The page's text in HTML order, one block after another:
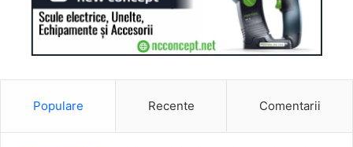
Populare Recente Comentarii